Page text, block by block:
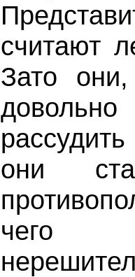
считают
Зато
они
чего